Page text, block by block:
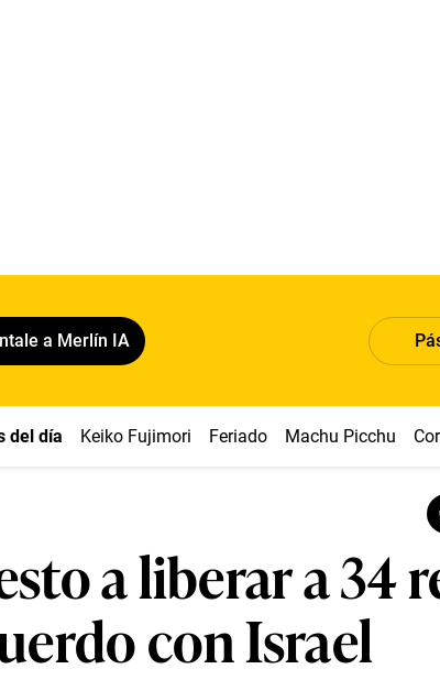
a Merlín IA
del día Keiko Fujimori Feriado Machu Picchu
a liberar a 34
con Israel